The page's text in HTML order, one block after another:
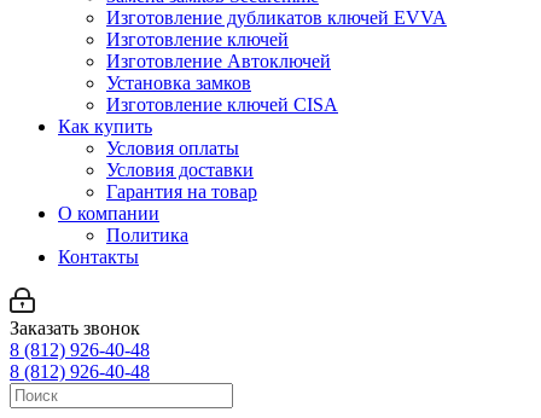
Изготовление дубликатов ключей EVVA
Изготовление ключей
Изготовление Автоключей
Установка замков
Изготовление ключей CISA
Как купить
Условия оплаты
Условия доставки
Гарантия на товар
О компании
Политика
Контакты
Заказать звонок
8 (812) 926-40-48
8 (812) 926-40-48